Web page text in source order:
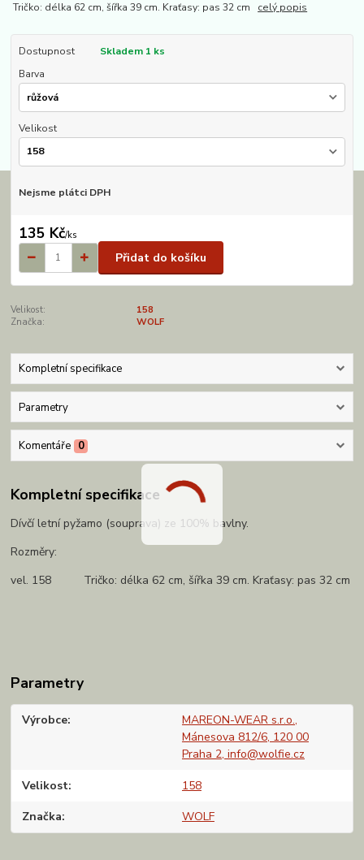
Tričko: délka 62 cm, šířka 39 cm. Kraťasy: pas 32 cm celý popis
Dostupnost
Skladem 1 ks
Barva
Velikost
Nejsme plátci DPH
135 Kč/ks
Přidat do košíku
Velikost:
158
Značka:
WOLF
Kompletní specifikace
Parametry
Komentáře 0
Kompletní specifikace
Dívčí letní pyžamo (souprava) ze 100% bavlny.
Rozměry:
vel. 158 Tričko: délka 62 cm, šířka 39 cm. Kraťasy: pas 32 cm
Parametry
Výrobce
MAREON-WEAR s.r.o.,
Mánesova 812/6, 120 00
Praha 2, info@wolfie.cz
Velikost 158
Značka WOLF